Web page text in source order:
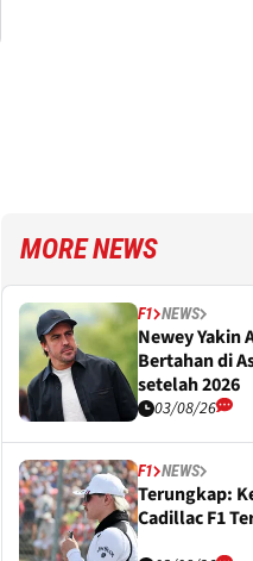
MORE NEWS
F1 NEWS
Newey Yakin
Bertahan di
setelah 2026
03/08/26
F1 NEWS
Terungkap:
Cadillac F1